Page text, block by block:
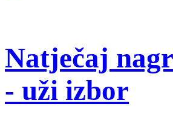
Natječaj
- uži izbor